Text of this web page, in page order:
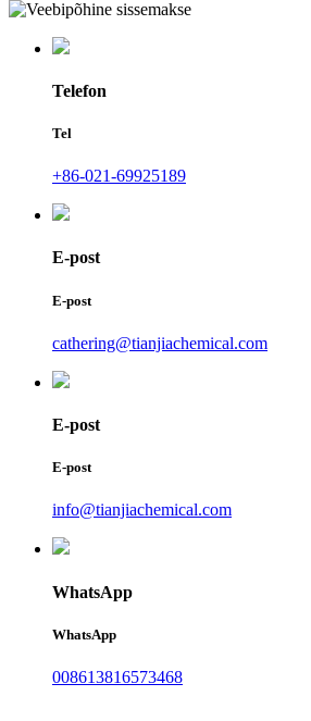
Telefon
Tel
+86-021-69925189
E-post
E-post
cathering@tianjiachemical.com
E-post
E-post
info@tianjiachemical.com
WhatsApp
WhatsApp
008613816573468